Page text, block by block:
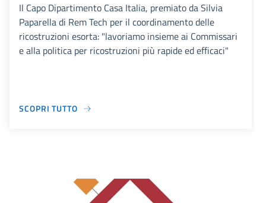
Il Capo Dipartimento Casa Italia, premiato da Silvia
Paparella di Rem Tech per il coordinamento delle
ricostruzioni esorta: "lavoriamo insieme ai Commissari
e alla politica per ricostruzioni più rapide ed efficaci"
SCOPRI TUTTO